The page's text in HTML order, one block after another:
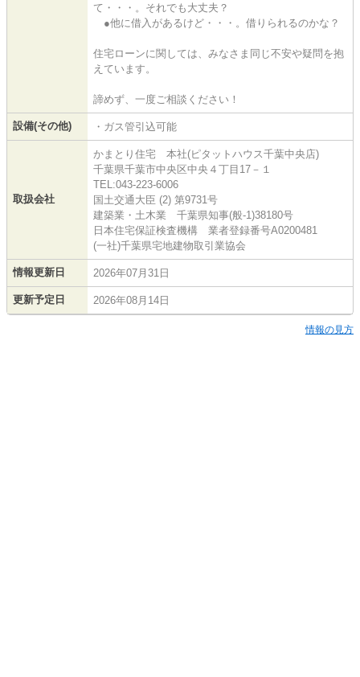
て・・・。それでも大丈夫？
●他に借入があるけど・・・。借りられるのかな？
住宅ローンに関しては、みなさま同じ不安や疑問を抱
えています。
諦めず、一度ご相談ください！
設備(その他) ・ガス管引込可能
取扱会社
かまとり住宅 本社(ピタットハウス千葉中央店)
千葉県千葉市中央区中央４丁目17－１
TEL:043-223-6006
国土交通大臣 (2) 第9731号
建築業・土木業 千葉県知事(般-1)38180号
日本住宅保証検査機構 業者登録番号A0200481
(一社)千葉県宅地建物取引業協会
情報更新日 2026年07月31日
更新予定日 2026年08月14日
情報の見方